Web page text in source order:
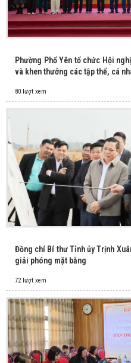
Phường Phổ Yên tổ chức Hội
và khen thưởng các tập thể, cá
80 lượt xem
Đồng chí Bí thư Tỉnh ủy Trịnh
giải phóng mặt bằng
72 lượt xem